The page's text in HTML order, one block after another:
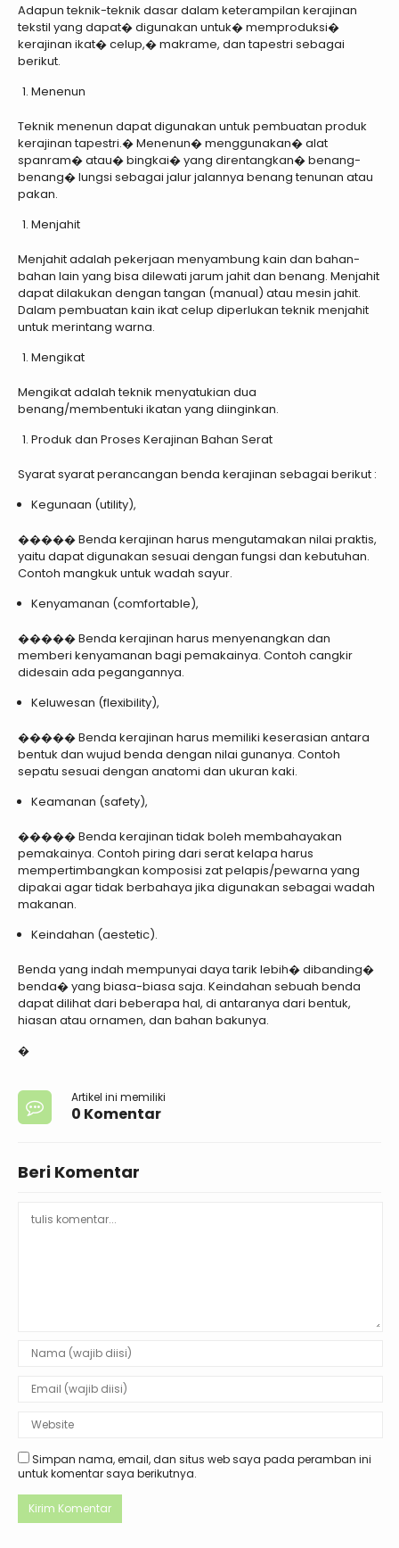
Adapun teknik-teknik dasar dalam keterampilan kerajinan
tekstil yang dapat� digunakan untuk� memproduksi�
kerajinan ikat� celup,� makrame, dan tapestri sebagai
berikut.
Menenun
Teknik menenun dapat digunakan untuk pembuatan produk
kerajinan tapestri.� Menenun� menggunakan� alat
spanram� atau� bingkai� yang direntangkan� benang-
benang� lungsi sebagai jalur jalannya benang tenunan atau
pakan.
Menjahit
Menjahit adalah pekerjaan menyambung kain dan bahan-
bahan lain yang bisa dilewati jarum jahit dan benang. Menjahit
dapat dilakukan dengan tangan (manual) atau mesin jahit.
Dalam pembuatan kain ikat celup diperlukan teknik menjahit
untuk merintang warna.
Mengikat
Mengikat adalah teknik menyatukian dua
benang/membentuki ikatan yang diinginkan.
Produk dan Proses Kerajinan Bahan Serat
Syarat syarat perancangan benda kerajinan sebagai berikut :
Kegunaan (utility),
����� Benda kerajinan harus mengutamakan nilai praktis,
yaitu dapat digunakan sesuai dengan fungsi dan kebutuhan.
Contoh mangkuk untuk wadah sayur.
Kenyamanan (comfortable),
����� Benda kerajinan harus menyenangkan dan
memberi kenyamanan bagi pemakainya. Contoh cangkir
didesain ada pegangannya.
Keluwesan (flexibility),
����� Benda kerajinan harus memiliki keserasian antara
bentuk dan wujud benda dengan nilai gunanya. Contoh
sepatu sesuai dengan anatomi dan ukuran kaki.
Keamanan (safety),
����� Benda kerajinan tidak boleh membahayakan
pemakainya. Contoh piring dari serat kelapa harus
mempertimbangkan komposisi zat pelapis/pewarna yang
dipakai agar tidak berbahaya jika digunakan sebagai wadah
makanan.
Keindahan (aestetic).
Benda yang indah mempunyai daya tarik lebih� dibanding�
benda� yang biasa-biasa saja. Keindahan sebuah benda
dapat dilihat dari beberapa hal, di antaranya dari bentuk,
hiasan atau ornamen, dan bahan bakunya.
�
Artikel ini memiliki
0 Komentar
Beri Komentar
Simpan nama, email, dan situs web saya pada peramban ini
untuk komentar saya berikutnya.